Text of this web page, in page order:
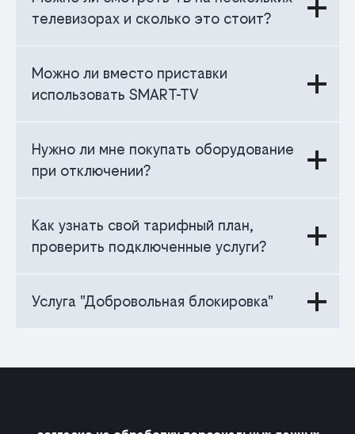
телевизорах и сколько это стоит?
Можно ли вместо приставки
использовать SMART-TV
Нужно ли мне покупать оборудование
при отключении?
Как узнать свой тарифный план,
проверить подключенные услуги?
Услуга "Добровольная блокировка"